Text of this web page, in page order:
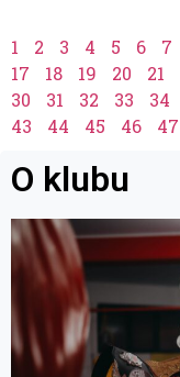
1 2 3 4 5 6 7
17
18 19 20 21
30
31 32 33 34
43
44 45 46 47
O klubu